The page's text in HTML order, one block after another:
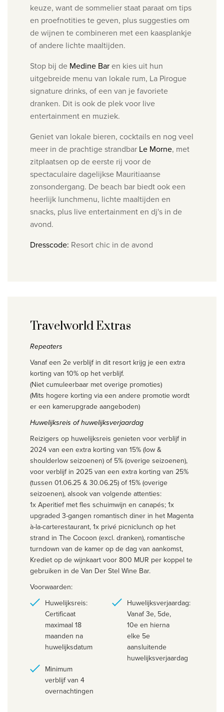
keuze, want de sommelier staat paraat om tips
en proefnotities te geven, plus suggesties om
de wijnen te combineren met een kaasplankje
of andere lichte maaltijden.
Stop bij de Medine Baren kies uit hun
uitgebreide menu van lokale rum, La Pirogue
signature drinks, of een van je favoriete
dranken. Dit is ook de plek voor live
entertainment en muziek.
Geniet van lokale bieren, cocktails en nog veel
meer in de prachtige strandbar Le Morne, met
zitplaatsen op de eerste rij voor de
spectaculaire dagelijkse Mauritiaanse
zonsondergang. De beach bar biedt ook een
heerlijk lunchmenu, lichte maaltijden en
snacks, plus live entertainment en dj's in de
avond.
Dresscode: Resort chic in de avond
Travelworld Extras
Repeaters
Vanaf een 2e verblijf in dit resort krijg je een extra
korting van 10% op het verblijf.
(Niet cumuleerbaar met overige promoties)
(Mits hogere korting via een andere promotie wordt
er een kamerupgrade aangeboden)
Huwelijksreis of huwelijksverjaardag
Reizigers op huwelijksreis genieten voor verblijf in
2024 van een extra korting van 15% (low &
shoulderlow seizoenen) of 5% (overige seizoenen),
voor verblijf in 2025 van een extra korting van 25%
(tussen 01.06.25 & 30.06.25) of 15% (overige
seizoenen), alsook van volgende attenties:
1x Aperitief met fles schuimwijn en canapés; 1x
upgraded 3-gangen romantisch diner in het Magenta
à-la-carterestaurant, 1x privé picniclunch op het
strand in The Cocoon (excl. dranken), romantische
turndown van de kamer op de dag van aankomst,
Krediet op de wijnkaart voor 800 MUR per koppel te
gebruiken in de Van Der Stel Wine Bar.
Voorwaarden:
Huwelijksreis:
Certificaat
maximaal 18
maanden na
huwelijksdatum
Huwelijksverjaardag:
Vanaf 3e, 5de,
10e en hierna
elke 5e
aansluitende
huwelijksverjaardag
Minimum
verblijf van 4
overnachtingen